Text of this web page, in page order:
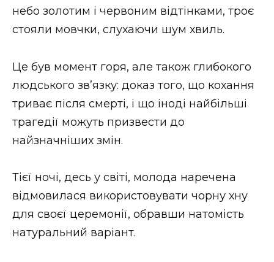
небо золотим і червоним відтінками, троє
стояли мовчки, слухаючи шум хвиль.
Це був момент горя, але також глибокого
людського зв’язку: доказ того, що кохання
триває після смерті, і що іноді найбільші
трагедії можуть призвести до
найзначніших змін.
Тієї ночі, десь у світі, молода наречена
відмовилася використовувати чорну хну
для своєї церемонії, обравши натомість
натуральний варіант.